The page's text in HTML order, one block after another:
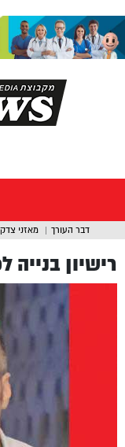
דבר העורך מאזני צדק
רישיון בנייה